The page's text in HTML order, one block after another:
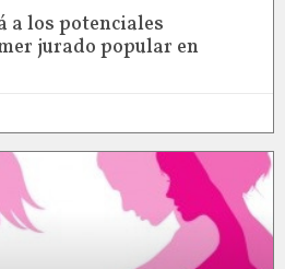
a los potenciales
jurado popular en